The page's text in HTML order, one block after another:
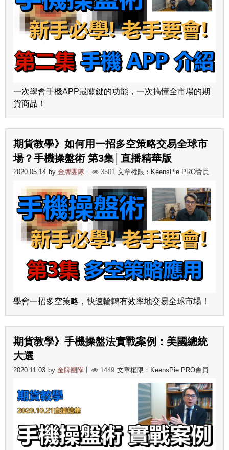
一次學會手機APP最關鍵的功能，一次搞懂全市場的期
貨商品！
期貨教學》如何用一招多空策略交易全球市
場？手機操盤術 第3集│直播精華版
2020.05.14 by 金牌團隊 3501 文章權限：KeensPie PRO會員
學會一招多空策略，快速輪轉有效率地交易全球市場！
期貨教學》手機操盤法實戰案例：美國總統
大選
2020.11.03 by 金牌團隊 1449 文章權限：KeensPie PRO會員